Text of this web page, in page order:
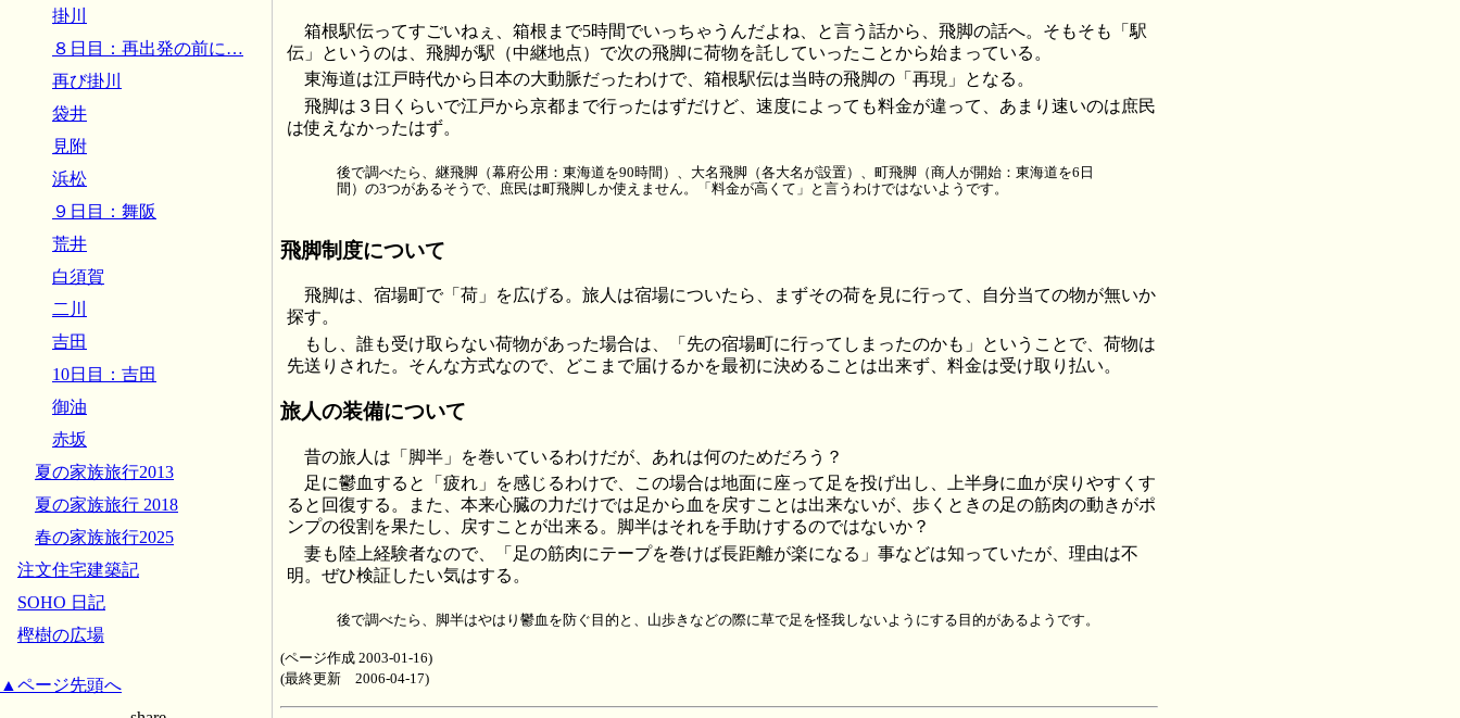
箱根駅伝ってすごいねぇ、箱根まで5時間でいっちゃうんだよね、と言う話から、飛脚の話へ。そもそも「駅
伝」というのは、飛脚が駅（中継地点）で次の飛脚に荷物を託していったことから始まっている。
東海道は江戸時代から日本の大動脈だったわけで、箱根駅伝は当時の飛脚の「再現」となる。
飛脚は３日くらいで江戸から京都まで行ったはずだけど、速度によっても料金が違って、あまり速いのは庶民
は使えなかったはず。
後で調べたら、継飛脚（幕府公用：東海道を90時間）、大名飛脚（各大名が設置）、町飛脚（商人が開始：東海道を6日
間）の3つがあるそうで、庶民は町飛脚しか使えません。「料金が高くて」と言うわけではないようです。
飛脚制度について
飛脚は、宿場町で「荷」を広げる。旅人は宿場についたら、まずその荷を見に行って、自分当ての物が無いか
探す。
もし、誰も受け取らない荷物があった場合は、「先の宿場町に行ってしまったのかも」ということで、荷物は
先送りされた。そんな方式なので、どこまで届けるかを最初に決めることは出来ず、料金は受け取り払い。
旅人の装備について
昔の旅人は「脚半」を巻いているわけだが、あれは何のためだろう？
足に鬱血すると「疲れ」を感じるわけで、この場合は地面に座って足を投げ出し、上半身に血が戻りやすくす
ると回復する。また、本来心臓の力だけでは足から血を戻すことは出来ないが、歩くときの足の筋肉の動きがポ
ンプの役割を果たし、戻すことが出来る。脚半はそれを手助けするのではないか？
妻も陸上経験者なので、「足の筋肉にテープを巻けば長距離が楽になる」事などは知っていたが、理由は不
明。ぜひ検証したい気はする。
後で調べたら、脚半はやはり鬱血を防ぐ目的と、山歩きなどの際に草で足を怪我しないようにする目的があるようです。
(ページ作成 2003-01-16)
(最終更新 2006-04-17)
掛川
８日目：再出発の前に…
再び掛川
袋井
見附
浜松
９日目：舞阪
荒井
白須賀
二川
吉田
10日目：吉田
御油
赤坂
夏の家族旅行2013
夏の家族旅行 2018
春の家族旅行2025
注文住宅建築記
SOHO 日記
樫樹の広場
▲ページ先頭へ